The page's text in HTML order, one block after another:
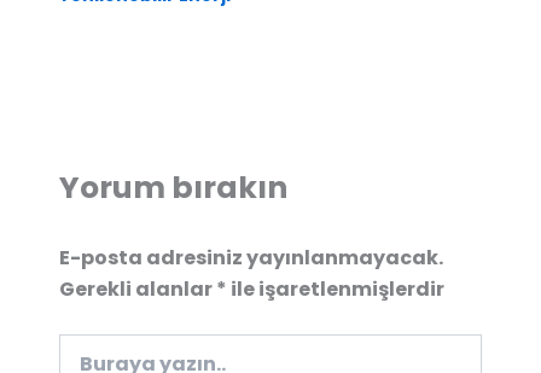
Yorum bırakın
E-posta adresiniz yayınlanmayacak.
Gerekli alanlar* ile işaretlenmişlerdir